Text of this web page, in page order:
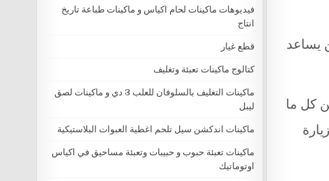
يساعد
كل ما
فيديوهات ماكينات لحام اكياس و ماكينات طباعة تاريخ
انتاج
قطع غيار
كتالوج ماكينات تعبئة وتغليف
ماكينات التغليف بالسلوفان للعلب 3 دي و ماكينات لصق
ليبل
ماكينات اندكشن سيل تلحم اغطية العبوات البلاستيكية
ماكينات تعبئة حبوب و حبيبات وتعبئة مساحيق في اكياس
اوتوماتيك